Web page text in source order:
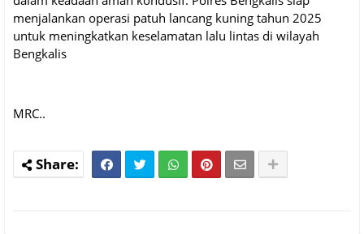
menjalankan operasi patuh lancang kuning tahun 2025
untuk meningkatkan keselamatan lalu lintas di wilayah
Bengkalis
MRC..